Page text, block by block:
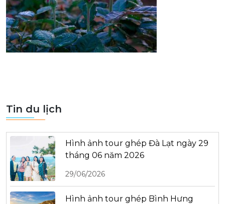
Tin du lịch
Hình ảnh tour ghép Đà Lạt ngày 29
tháng 06 năm 2026
29/06/2026
Hình ảnh tour ghép Bình Hưng